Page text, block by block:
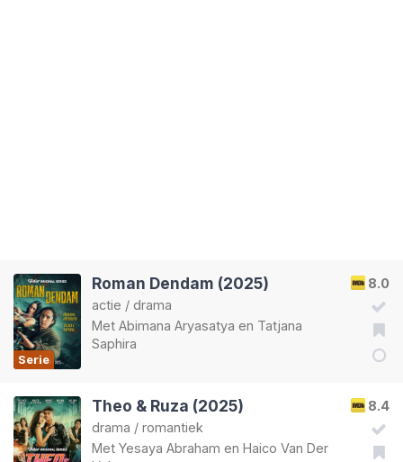
Serie
8.0
Roman Dendam (2025)
actie / drama
Met Abimana Aryasatya en Tatjana
Saphira
8.4
Theo & Ruza (2025)
drama / romantiek
Met Yesaya Abraham en Haico Van Der